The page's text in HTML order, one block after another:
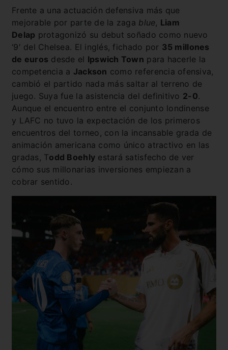
Frente a una actuación defensiva más que
mejorable por parte de la zaga blue, Liam
Delap protagonizó su debut soñado como nuevo
‘9′ del Chelsea. El inglés, fichado por 35 millones
de euros desde el Ipswich Town para hacerle la
competencia a Jackson como referencia ofensiva,
cambió el partido nada más saltar al terreno de
juego. Suya fue la asistencia del definitivo 2-0.
Aunque el encuentro entre el conjunto londinense
y LAFC no tuvo la expectación de los primeros
encuentros del torneo, con la incansable grada de
animación americana como único atractivo en las
gradas, Todd Boehly estará satisfecho de ver
cómo sus millonarias inversiones empiezan a
cobrar sentido.